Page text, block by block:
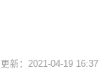
新：2021-04-19 16:37